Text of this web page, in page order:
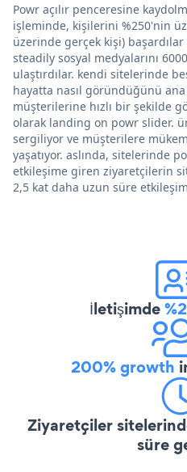
Powr açılır penceresine
işleminde, kişilerini %250'nin
üzerinde gerçek kişi)
steadily sosyal medyalarını
ulaştırdılar. kendi sitelerinde
hayatta nasıl göründüğünü
müşterilerine hızlı bir şekilde
olarak landing on powr slider.
sergiliyor ve müşterilere
yaşatıyor. aslında, sitelerinde
etkileşime giren ziyaretçilerin
2,5 kat daha uzun süre
İletişimde
200% growth
Ziyaretçiler
süre